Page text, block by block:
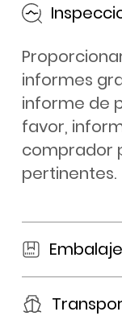
informes
informe de
favor,
comprador
pertinentes.
Embalaje